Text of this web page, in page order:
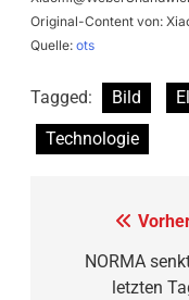
Original-Content von:
Quelle: ots
Tagged: Bild
Technologie
NORMA
letzten